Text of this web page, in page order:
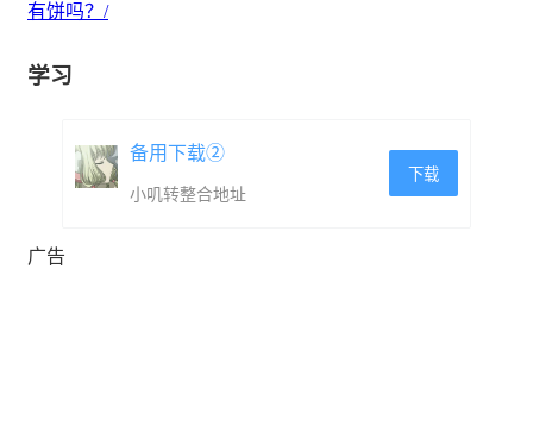
有饼吗？/
学习
备用下载②
小叽转整合地址
下载
广告